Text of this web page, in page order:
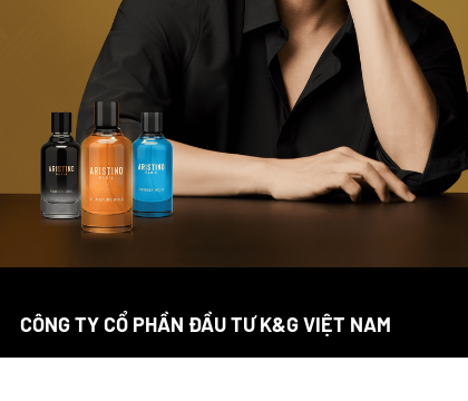
CÔNG TY CỔ PHẦN ĐẦU TƯ K&G VIỆT NAM